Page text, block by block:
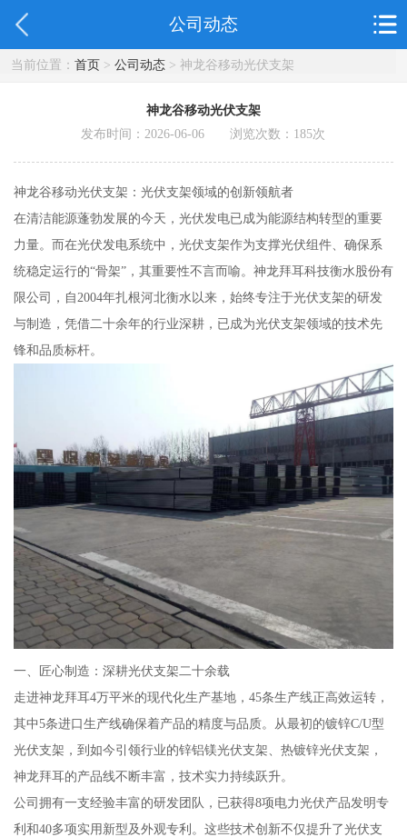
公司动态
当前位置： 首页> 公司动态> 神龙谷移动光伏支架
神龙谷移动光伏支架
发布时间：2026-06-06 浏览次数： 185次
神龙谷移动光伏支架：光伏支架领域的创新领航者
在清洁能源蓬勃发展的今天，光伏发电已成为能源结构转型的重要
力量。而在光伏发电系统中，光伏支架作为支撑光伏组件、确保系
统稳定运行的“骨架”，其重要性不言而喻。神龙拜耳科技衡水股份有
限公司，自2004年扎根河北衡水以来，始终专注于光伏支架的研发
与制造，凭借二十余年的行业深耕，已成为光伏支架领域的技术先
锋和品质标杆。
一、匠心制造：深耕光伏支架二十余载
走进神龙拜耳4万平米的现代化生产基地，45条生产线正高效运转，
其中5条进口生产线确保着产品的精度与品质。从最初的镀锌C/U型
光伏支架，到如今引领行业的锌铝镁光伏支架、热镀锌光伏支架，
神龙拜耳的产品线不断丰富，技术实力持续跃升。
公司拥有一支经验丰富的研发团队，已获得8项电力光伏产品发明专
利和40多项实用新型及外观专利。这些技术创新不仅提升了光伏支